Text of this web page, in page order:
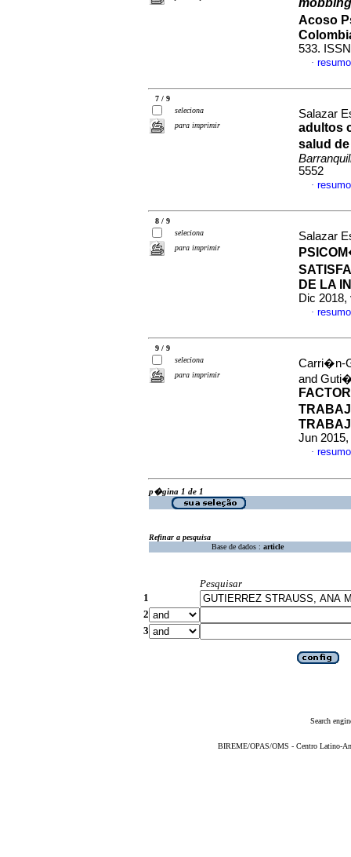
Acoso
533.
·
7 / 9
seleciona
para imprimir
Salazar
adultos
salud
5552
·
8 / 9
seleciona
para imprimir
Salazar
DE LA
Dic 2018,
·
9 / 9
seleciona
para imprimir
Carri�n-
and
Jun
·
p�gina 1 de 1
Refinar a pesquisa
Base de dados : article
Pesquisar
1
2
3
Search
BIREME/OPAS/OMS - Centro Latino-